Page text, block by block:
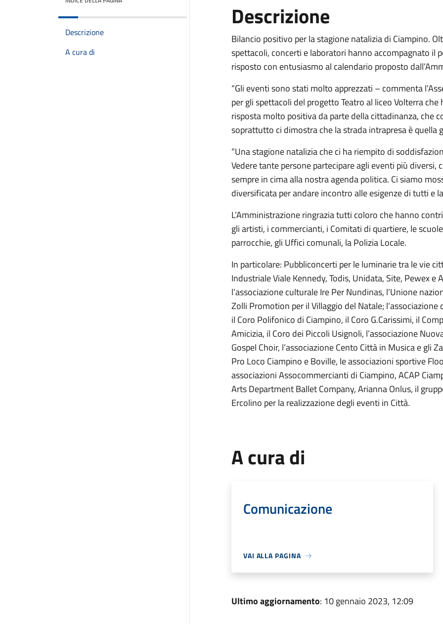
Descrizione
A cura di
Descrizione
Bilancio positivo per la stagione natalizia di Ciampino.
spettacoli, concerti e laboratori hanno accompagnato il
risposto con entusiasmo al calendario proposto
“Gli eventi sono stati molto apprezzati – commenta
per gli spettacoli del progetto Teatro al liceo Volterra
risposta molto positiva da parte della cittadinanza, che
soprattutto ci dimostra che la strada intrapresa è quella
“Una stagione natalizia che ci ha riempito di
Vedere tante persone partecipare agli eventi più
sempre in cima alla nostra agenda politica. Ci siamo
diversificata per andare incontro alle esigenze di tutti e
L’Amministrazione ringrazia tutti coloro che hanno
gli artisti, i commercianti, i Comitati di quartiere, le
parrocchie, gli Uffici comunali, la Polizia Locale.
In particolare: Pubbliconcerti per le luminarie tra le vie
Industriale Viale Kennedy, Todis, Unidata, Site, Pewex
l’associazione culturale Ire Per Nundinas, l’Unione
Zolli Promotion per il Villaggio del Natale; l’associazione
il Coro Polifonico di Ciampino, il Coro G.Carissimi, il
Amicizia, il Coro dei Piccoli Usignoli, l’associazione
Gospel Choir, l’associazione Cento Città in Musica e gli
Pro Loco Ciampino e Boville, le associazioni sportive
associazioni Assocommercianti di Ciampino, ACAP
Arts Department Ballet Company, Arianna Onlus, il
Ercolino per la realizzazione degli eventi in Città.
A cura di
Comunicazione
VAI ALLA PAGINA
Ultimo aggiornamento: 10 gennaio 2023, 12:09